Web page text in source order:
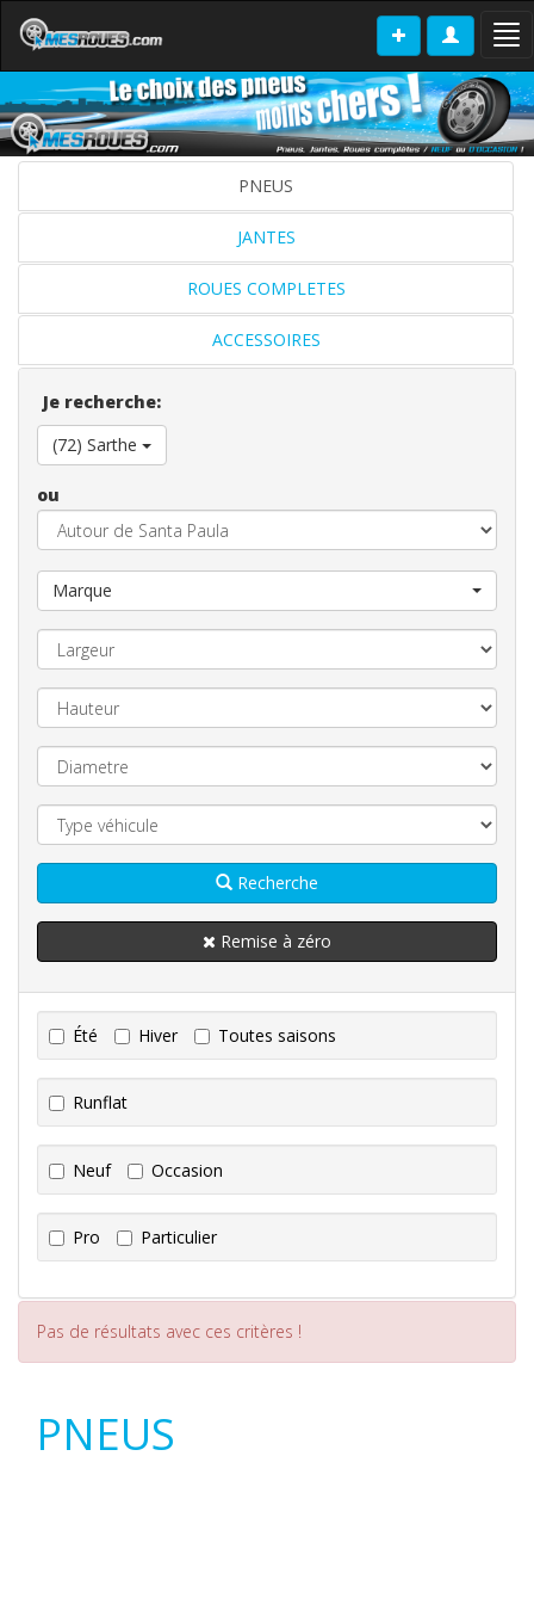
PNEUS
JANTES
ROUES COMPLETES
ACCESSOIRES
Je recherche:
(72) Sarthe
ou
Marque
Recherche
Remise à zéro
Été Hiver Toutes saisons
Runflat
Neuf Occasion
Pro Particulier
Pas de résultats avec ces critères !
PNEUS